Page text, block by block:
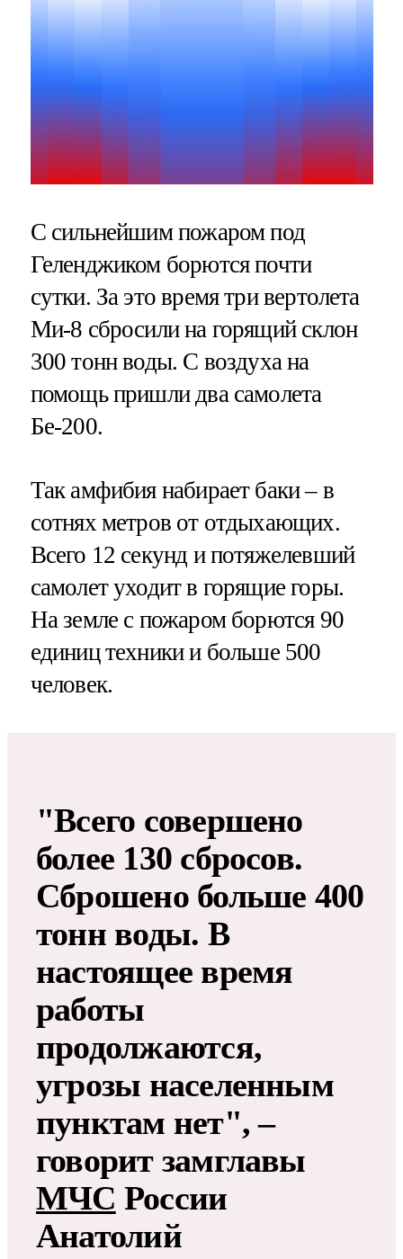
С сильнейшим пожаром под
Геленджиком борются почти
сутки. За это время три вертолета
Ми-8 сбросили на горящий склон
300 тонн воды. С воздуха на
помощь пришли два самолета
Бе-200.
Так амфибия набирает баки – в
сотнях метров от отдыхающих.
Всего 12 секунд и потяжелевший
самолет уходит в горящие горы.
На земле с пожаром борются 90
единиц техники и больше 500
человек.
"Всего совершено
более 130 сбросов.
Сброшено больше 400
тонн воды. В
настоящее время
работы
продолжаются,
угрозы населенным
пунктам нет", –
говорит замглавы
МЧС России
Анатолий